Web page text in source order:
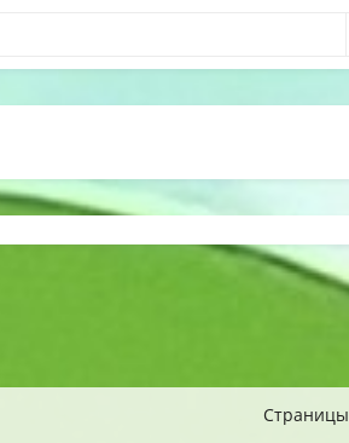
Страницы